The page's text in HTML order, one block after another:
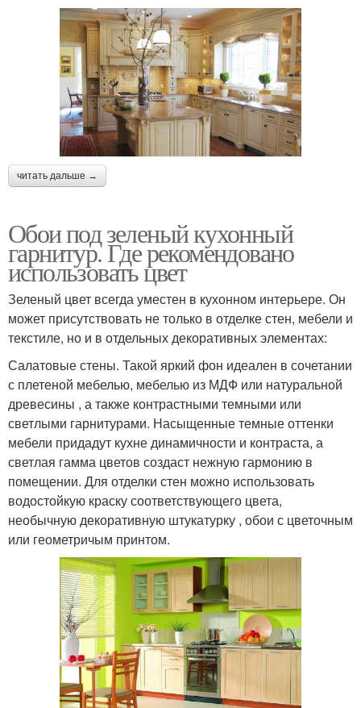
читать дальше →
Обои под зеленый кухонный
гарнитур. Где рекомендовано
использовать цвет
Зеленый цвет всегда уместен в кухонном интерьере. Он
может присутствовать не только в отделке стен, мебели и
текстиле, но и в отдельных декоративных элементах:
Салатовые стены. Такой яркий фон идеален в сочетании
с плетеной мебелью, мебелью из МДФ или натуральной
древесины , а также контрастными темными или
светлыми гарнитурами. Насыщенные темные оттенки
мебели придадут кухне динамичности и контраста, а
светлая гамма цветов создаст нежную гармонию в
помещении. Для отделки стен можно использовать
водостойкую краску соответствующего цвета,
необычную декоративную штукатурку , обои с цветочным
или геометричым принтом.